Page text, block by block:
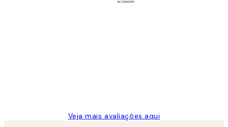
Veja mais avaliações aqui